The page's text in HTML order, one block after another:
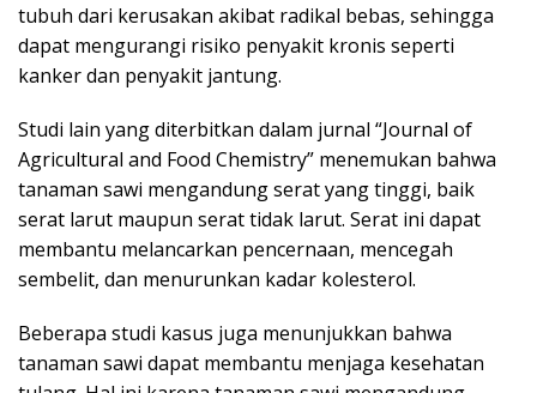
tubuh dari kerusakan akibat radikal bebas, sehingga
dapat mengurangi risiko penyakit kronis seperti
kanker dan penyakit jantung.
Studi lain yang diterbitkan dalam jurnal “Journal of
Agricultural and Food Chemistry” menemukan bahwa
tanaman sawi mengandung serat yang tinggi, baik
serat larut maupun serat tidak larut. Serat ini dapat
membantu melancarkan pencernaan, mencegah
sembelit, dan menurunkan kadar kolesterol.
Beberapa studi kasus juga menunjukkan bahwa
tanaman sawi dapat membantu menjaga kesehatan